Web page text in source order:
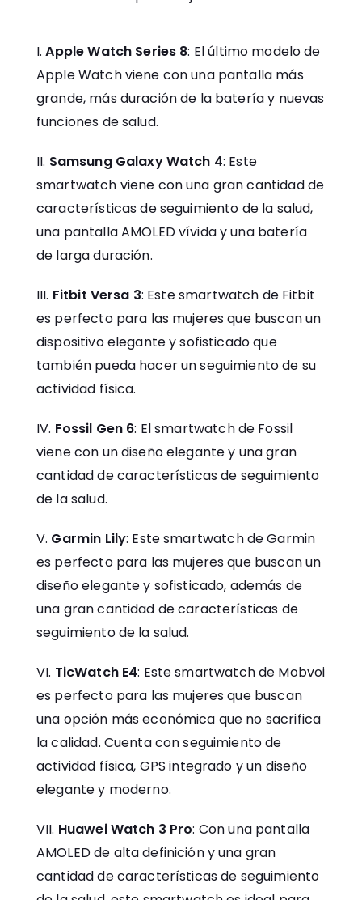
Apple Watch Series 8: El último modelo de
Apple Watch viene con una pantalla más
grande, más duración de la batería y nuevas
funciones de salud.
Samsung Galaxy Watch 4: Este
smartwatch viene con una gran cantidad de
características de seguimiento de la salud,
una pantalla AMOLED vívida y una batería
de larga duración.
Fitbit Versa 3: Este smartwatch de Fitbit
es perfecto para las mujeres que buscan un
dispositivo elegante y sofisticado que
también pueda hacer un seguimiento de su
actividad física.
Fossil Gen 6: El smartwatch de Fossil
viene con un diseño elegante y una gran
cantidad de características de seguimiento
de la salud.
Garmin Lily: Este smartwatch de Garmin
es perfecto para las mujeres que buscan un
diseño elegante y sofisticado, además de
una gran cantidad de características de
seguimiento de la salud.
TicWatch E4: Este smartwatch de Mobvoi
es perfecto para las mujeres que buscan
una opción más económica que no sacrifica
la calidad. Cuenta con seguimiento de
actividad física, GPS integrado y un diseño
elegante y moderno.
Huawei Watch 3 Pro: Con una pantalla
AMOLED de alta definición y una gran
cantidad de características de seguimiento